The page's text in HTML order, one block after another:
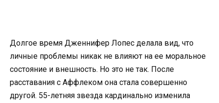
Долгое время Дженнифер Лопес делала вид, что
личные проблемы никак не влияют на ее моральное
состояние и внешность. Но это не так. После
расставания с Аффлеком она стала совершенно
другой. 55-летняя звезда кардинально изменила